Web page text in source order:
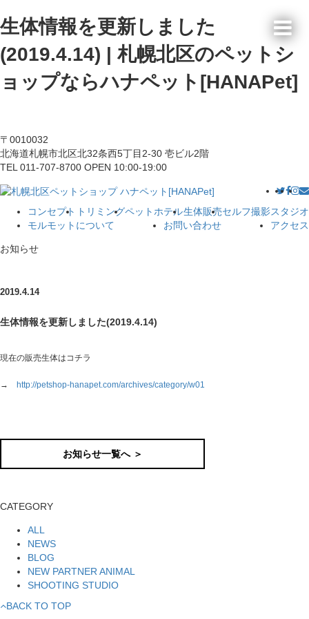
生体情報を更新しました
(2019.4.14) | 札幌北区のペットシ
ョップならハナペット[HANAPet]
〒0010032
北海道札幌市北区北32条西5丁目2-30 壱ビル2階
TEL 011-707-8700 OPEN 10:00-19:00
コンセプト トリミングペットホテル生体販売セルフ撮影スタジオ
モルモットについて
お問い合わせ アクセス
お知らせ
2019.4.14
生体情報を更新しました(2019.4.14)
現在の販売生体はコチラ
→ http://petshop-hanapet.com/archives/category/w01
お知らせ一覧へ ＞
CATEGORY
ALL
NEWS
BLOG
NEW PARTNER ANIMAL
SHOOTING STUDIO
BACK TO TOP